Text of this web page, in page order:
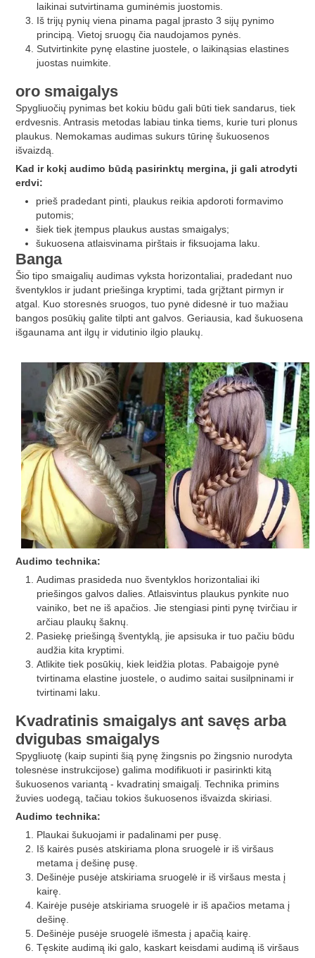
laikinai sutvirtinama guminėmis juostomis.
Iš trijų pynių viena pinama pagal įprasto 3 sijų pynimo
principą. Vietoj sruogų čia naudojamos pynės.
Sutvirtinkite pynę elastine juostele, o laikinąsias elastines
juostas nuimkite.
oro smaigalys
Spygliuočių pynimas bet kokiu būdu gali būti tiek sandarus, tiek
erdvesnis. Antrasis metodas labiau tinka tiems, kurie turi plonus
plaukus. Nemokamas audimas sukurs tūrinę šukuosenos
išvaizdą.
Kad ir kokį audimo būdą pasirinktų mergina, ji gali atrodyti
erdvi:
prieš pradedant pinti, plaukus reikia apdoroti formavimo
putomis;
šiek tiek įtempus plaukus austas smaigalys;
šukuosena atlaisvinama pirštais ir fiksuojama laku.
Banga
Šio tipo smaigalių audimas vyksta horizontaliai, pradedant nuo
šventyklos ir judant priešinga kryptimi, tada grįžtant pirmyn ir
atgal. Kuo storesnės sruogos, tuo pynė didesnė ir tuo mažiau
bangos posūkių galite tilpti ant galvos. Geriausia, kad šukuosena
išgaunama ant ilgų ir vidutinio ilgio plaukų.
Audimo technika:
Audimas prasideda nuo šventyklos horizontaliai iki
priešingos galvos dalies. Atlaisvintus plaukus pynkite nuo
vainiko, bet ne iš apačios. Jie stengiasi pinti pynę tvirčiau ir
arčiau plaukų šaknų.
Pasiekę priešingą šventyklą, jie apsisuka ir tuo pačiu būdu
audžia kita kryptimi.
Atlikite tiek posūkių, kiek leidžia plotas. Pabaigoje pynė
tvirtinama elastine juostele, o audimo saitai susilpninami ir
tvirtinami laku.
Kvadratinis smaigalys ant savęs arba
dvigubas smaigalys
Spygliuotę (kaip supinti šią pynę žingsnis po žingsnio nurodyta
tolesnėse instrukcijose) galima modifikuoti ir pasirinkti kitą
šukuosenos variantą - kvadratinį smaigalį. Technika primins
žuvies uodegą, tačiau tokios šukuosenos išvaizda skiriasi.
Audimo technika:
Plaukai šukuojami ir padalinami per pusę.
Iš kairės pusės atskiriama plona sruogelė ir iš viršaus
metama į dešinę pusę.
Dešinėje pusėje atskiriama sruogelė ir iš viršaus mesta į
kairę.
Kairėje pusėje atskiriama sruogelė ir iš apačios metama į
dešinę.
Dešinėje pusėje sruogelė išmesta į apačią kairę.
Tęskite audimą iki galo, kaskart keisdami audimą iš viršaus